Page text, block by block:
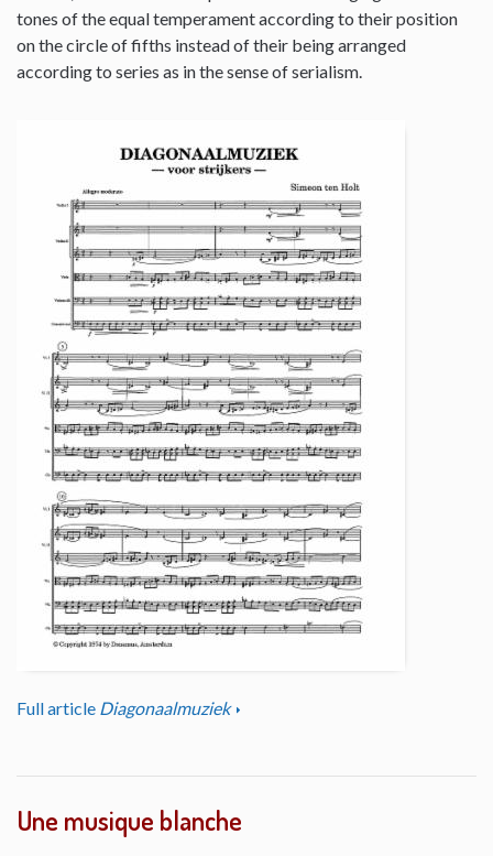
tones of the equal temperament according to their position
on the circle of fifths instead of their being arranged
according to series as in the sense of serialism.
Full article Diagonaalmuziek
Une musique blanche